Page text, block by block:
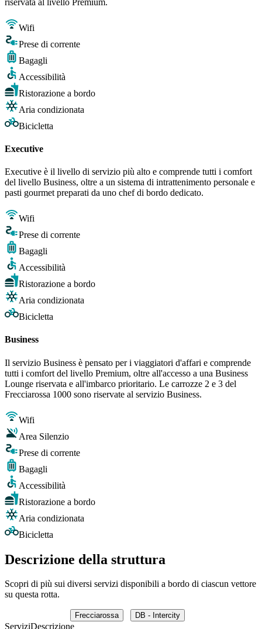
Wifi
Prese di corrente
Bagagli
Accessibilità
Ristorazione a bordo
Aria condizionata
Bicicletta
Executive
Executive è il livello di servizio più alto e comprende tutti i comfort
del livello Business, oltre a un sistema di intrattenimento personale e
pasti gourmet preparati da uno chef di bordo dedicato.
Wifi
Prese di corrente
Bagagli
Accessibilità
Ristorazione a bordo
Aria condizionata
Bicicletta
Business
Il servizio Business è pensato per i viaggiatori d'affari e comprende
tutti i comfort del livello Premium, oltre all'accesso a una Business
Lounge riservata e all'imbarco prioritario. Le carrozze 2 e 3 del
Frecciarossa 1000 sono riservate al servizio Business.
Wifi
Area Silenzio
Prese di corrente
Bagagli
Accessibilità
Ristorazione a bordo
Aria condizionata
Bicicletta
Descrizione della struttura
Scopri di più sui diversi servizi disponibili a bordo di ciascun vettore
su questa rotta.
Frecciarossa DB - Intercity
ServiziDescrizione